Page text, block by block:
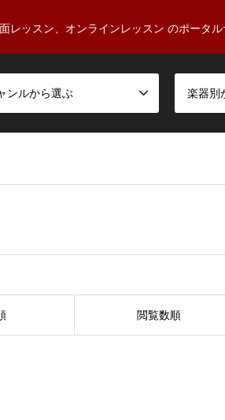
レッスン、オンラインレッスン のポータル
ンルから選ぶ 楽器別
閲覧数順